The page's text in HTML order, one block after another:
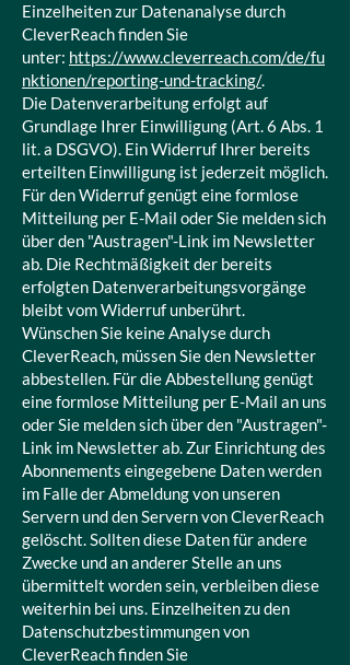
Einzelheiten zur Datenanalyse durch
CleverReach finden Sie
unter: https://www.cleverreach.com/de/fu
nktionen/reporting-und-tracking/.
Die Datenverarbeitung erfolgt auf
Grundlage Ihrer Einwilligung (Art. 6 Abs. 1
lit. a DSGVO). Ein Widerruf Ihrer bereits
erteilten Einwilligung ist jederzeit möglich.
Für den Widerruf genügt eine formlose
Mitteilung per E-Mail oder Sie melden sich
über den "Austragen"-Link im Newsletter
ab. Die Rechtmäßigkeit der bereits
erfolgten Datenverarbeitungsvorgänge
bleibt vom Widerruf unberührt.
Wünschen Sie keine Analyse durch
CleverReach, müssen Sie den Newsletter
abbestellen. Für die Abbestellung genügt
eine formlose Mitteilung per E-Mail an uns
oder Sie melden sich über den "Austragen"-
Link im Newsletter ab. Zur Einrichtung des
Abonnements eingegebene Daten werden
im Falle der Abmeldung von unseren
Servern und den Servern von CleverReach
gelöscht. Sollten diese Daten für andere
Zwecke und an anderer Stelle an uns
übermittelt worden sein, verbleiben diese
weiterhin bei uns. Einzelheiten zu den
Datenschutzbestimmungen von
CleverReach finden Sie